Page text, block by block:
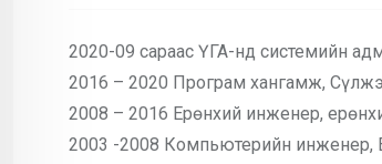
2020-09 сараас ҮГА-нд системийн
2016 – 2020 Програм хангамж,
2008 – 2016 Ерөнхий инженер,
2003 -2008 Компьютерийн инженер,